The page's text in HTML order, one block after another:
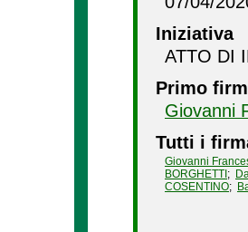
Iniziativa
ATTO DI
Primo
Giovanni
Tutti i
Giovanni
BORGHETTI ;
COSENTINO;